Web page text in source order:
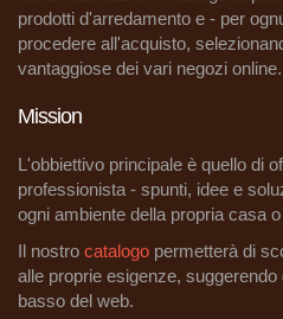
prodotti d'arredamento e - per
procedere all'acquisto,
vantaggiose dei vari negozi online.
Mission
L'obbiettivo principale è quello di
professionista - spunti, idee e
ogni ambiente della propria casa
Il nostro catalogo permetterà di
alle proprie esigenze,
basso del web.